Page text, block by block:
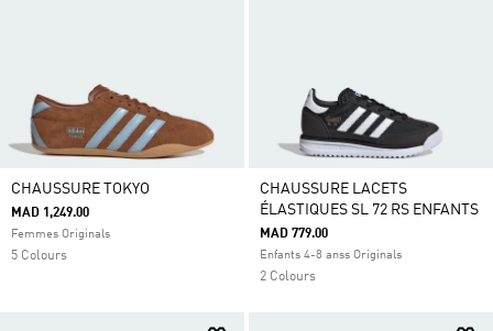
CHAUSSURE TOKYO
MAD 1,249.00
Femmes Originals
5 Colours
CHAUSSURE LACETS
ÉLASTIQUES SL 72 RS ENFANTS
MAD 779.00
Enfants 4-8 anss Originals
2 Colours